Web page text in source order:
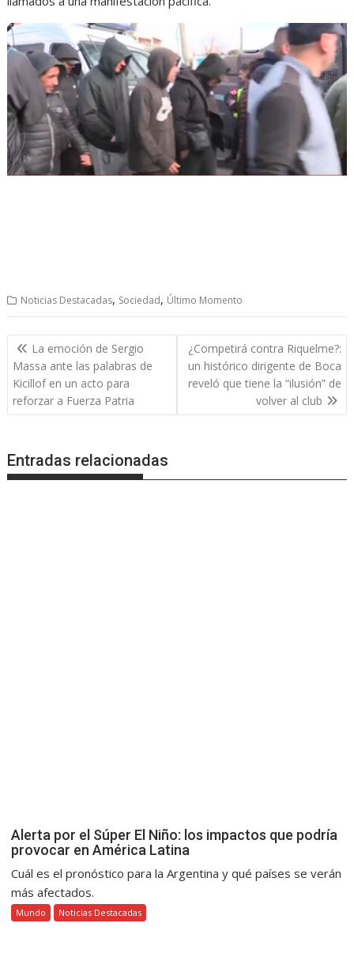
Noticias Destacadas, Sociedad, Último Momento
Navegación
de
entradas
La emoción de Sergio
Massa ante las palabras de
Kicillof en un acto para
reforzar a Fuerza Patria
¿Competirá contra Riquelme?:
un histórico dirigente de Boca
reveló que tiene la “ilusión” de
volver al club
Entradas relacionadas
Alerta por el Súper El Niño: los impactos que podría
provocar en América Latina
Cuál es el pronóstico para la Argentina y qué países se verán
más afectados.
Mundo Noticias Destacadas